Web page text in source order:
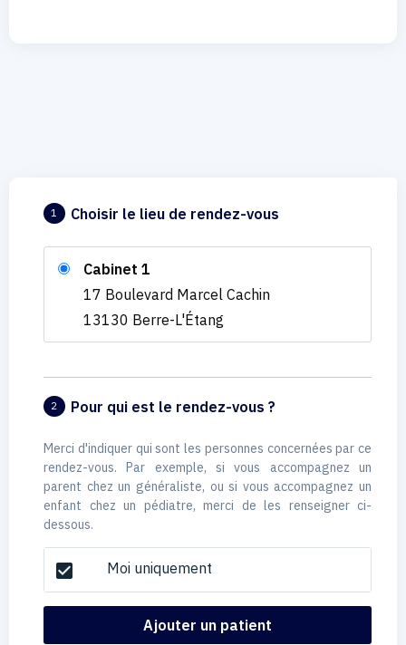
1 Choisir le lieu de rendez-vous
Cabinet 1
17 Boulevard Marcel Cachin
13130 Berre-L'Étang
2 Pour qui est le rendez-vous ?
Merci d'indiquer qui sont les personnes concernées par ce
rendez-vous. Par exemple, si vous accompagnez un
parent chez un généraliste, ou si vous accompagnez un
enfant chez un pédiatre, merci de les renseigner ci-
dessous.
check_box Moi uniquement
Ajouter un patient